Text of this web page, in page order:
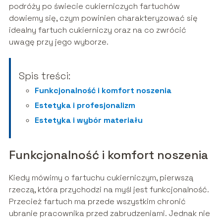
podróży po świecie cukierniczych fartuchów
dowiemy się, czym powinien charakteryzować się
idealny fartuch cukierniczy oraz na co zwrócić
uwagę przy jego wyborze.
Spis treści:
Funkcjonalność i komfort noszenia
Estetyka i profesjonalizm
Estetyka i wybór materiału
Funkcjonalność i komfort noszenia
Kiedy mówimy o fartuchu cukierniczym, pierwszą
rzeczą, która przychodzi na myśl jest funkcjonalność.
Przecież fartuch ma przede wszystkim chronić
ubranie pracownika przed zabrudzeniami. Jednak nie